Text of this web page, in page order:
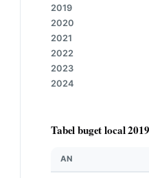
2019
2020
2021
2022
2023
2024
Tabel buget local
AN